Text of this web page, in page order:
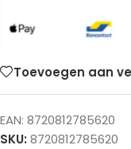
Toevoegen aan
EAN: 8720812785620
SKU: 8720812785620